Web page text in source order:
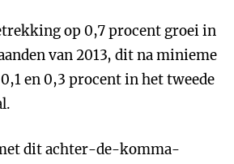
op 0,7 procent groei in
van 2013, dit na minieme
en 0,3 procent in het tweede
dit achter-de-komma-